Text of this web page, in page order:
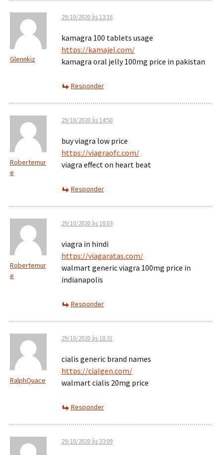
Glennkiz
29/10/2020 às 13:16
kamagra 100 tablets usage
https://kamajel.com/
kamagra oral jelly 100mg price in pakistan
Responder
Robertemur
e
29/10/2020 às 14:50
buy viagra low price
https://viagraofc.com/
viagra effect on heart beat
Responder
Robertemur
e
29/10/2020 às 18:03
viagra in hindi
https://viagaratas.com/
walmart generic viagra 100mg price in
indianapolis
Responder
RalphQuace
29/10/2020 às 18:31
cialis generic brand names
https://cialgen.com/
walmart cialis 20mg price
Responder
29/10/2020 às 23:09